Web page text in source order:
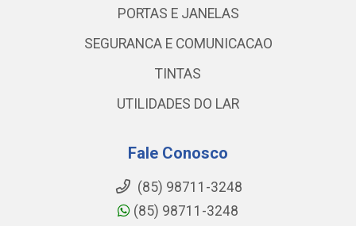
PORTAS E JANELAS
SEGURANCA E COMUNICACAO
TINTAS
UTILIDADES DO LAR
Fale Conosco
(85) 98711-3248
(85) 98711-3248